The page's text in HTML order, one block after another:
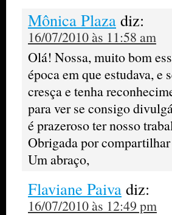
Mônica Plaza diz:
16/07/2010 às 11:58 am
Olá! Nossa, muito bom
época em que estudava,
cresça e tenha
para ver se consigo
é prazeroso ter nosso
Obrigada por
Um abraço,
Flaviane Paiva diz:
16/07/2010 às 12:49 pm